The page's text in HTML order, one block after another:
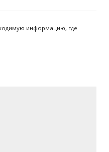
информацию, где